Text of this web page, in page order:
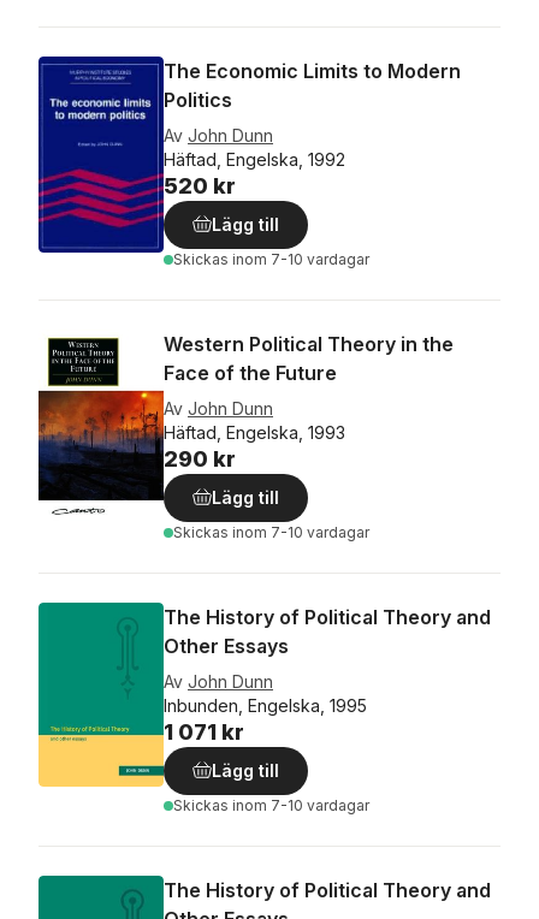
The Economic Limits to Modern
Politics
Av John Dunn
Häftad, Engelska, 1992
520 kr
Lägg till
Skickas inom 7-10 vardagar
Western Political Theory in the
Face of the Future
Av John Dunn
Häftad, Engelska, 1993
290 kr
Lägg till
Skickas inom 7-10 vardagar
The History of Political Theory and
Other Essays
Av John Dunn
Inbunden, Engelska, 1995
1 071 kr
Lägg till
Skickas inom 7-10 vardagar
The History of Political Theory and